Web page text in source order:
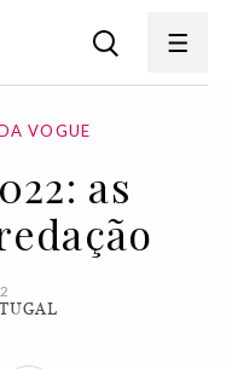
VOGUE
as